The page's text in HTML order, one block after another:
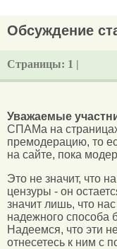
Обсуждение
Страницы: 1 |
Уважаемые
СПАМа на
премодерацию, то
на сайте, пока
Это не значит, что
цензуры - он
значит лишь, что
надежного способа
Надеемся, что эти
отнесетесь к ним с